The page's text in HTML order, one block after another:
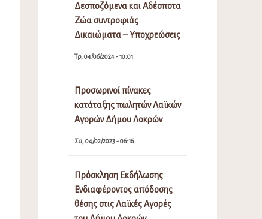
Δεσποζόμενα και Αδέσποτα
Ζώα συντροφιάς
Δικαιώματα – Υποχρεώσεις
Τρ, 04/06/2024 - 10:01
Προσωρινοί πίνακες
κατάταξης πωλητών Λαϊκών
Αγορών Δήμου Λοκρών
Σα, 04/02/2023 - 06:16
Πρόσκληση Εκδήλωσης
Ενδιαφέροντος απόδοσης
θέσης στις Λαϊκές Αγορές